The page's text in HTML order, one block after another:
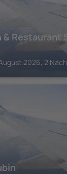
& Restaurant
2026, 2